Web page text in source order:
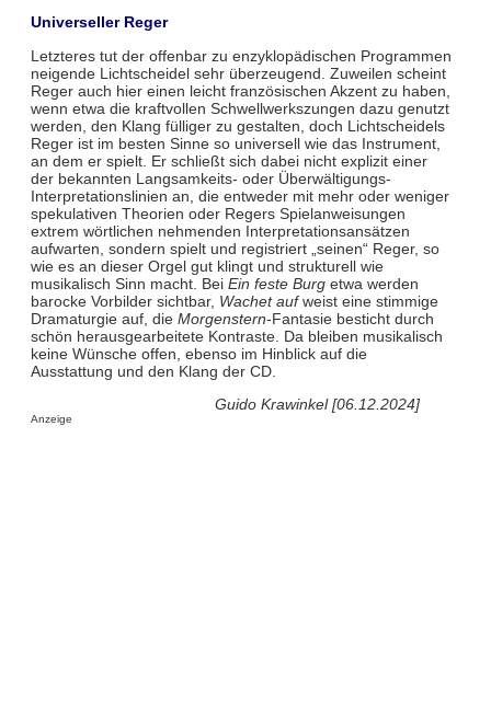
Universeller Reger
Letzteres tut der offenbar zu enzyklopädischen Programmen
neigende Lichtscheidel sehr überzeugend. Zuweilen scheint
Reger auch hier einen leicht französischen Akzent zu haben,
wenn etwa die kraftvollen Schwellwerkszungen dazu genutzt
werden, den Klang fülliger zu gestalten, doch Lichtscheidels
Reger ist im besten Sinne so universell wie das Instrument,
an dem er spielt. Er schließt sich dabei nicht explizit einer
der bekannten Langsamkeits- oder Überwältigungs-
Interpretationslinien an, die entweder mit mehr oder weniger
spekulativen Theorien oder Regers Spielanweisungen
extrem wörtlichen nehmenden Interpretationsansätzen
aufwarten, sondern spielt und registriert „seinen“ Reger, so
wie es an dieser Orgel gut klingt und strukturell wie
musikalisch Sinn macht. Bei Ein feste Burgetwa werden
barocke Vorbilder sichtbar, Wachet aufweist eine stimmige
Dramaturgie auf, die Morgenstern-Fantasie besticht durch
schön herausgearbeitete Kontraste. Da bleiben musikalisch
keine Wünsche offen, ebenso im Hinblick auf die
Ausstattung und den Klang der CD.
Guido Krawinkel [06.12.2024]
Anzeige